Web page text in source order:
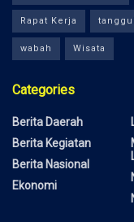
Rapat Kerja
wabah Wisata
Categories
Berita Daerah
Berita Kegiatan
Berita Nasional
Ekonomi